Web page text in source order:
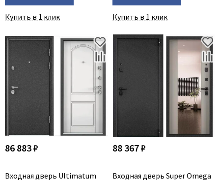
Купить в 1 клик Купить в 1 клик
86 883 ₽
Входная дверь Ultimatum
88 367 ₽
Входная дверь Super Omega